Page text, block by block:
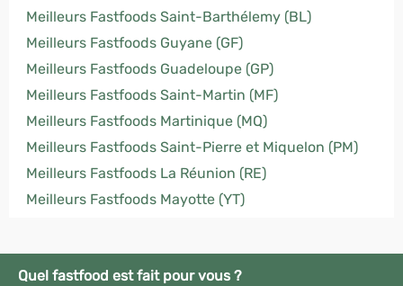
Meilleurs Fastfoods Saint-Barthélemy (BL)
Meilleurs Fastfoods Guyane (GF)
Meilleurs Fastfoods Guadeloupe (GP)
Meilleurs Fastfoods Saint-Martin (MF)
Meilleurs Fastfoods Martinique (MQ)
Meilleurs Fastfoods Saint-Pierre et Miquelon (PM)
Meilleurs Fastfoods La Réunion (RE)
Meilleurs Fastfoods Mayotte (YT)
Quel fastfood est fait pour vous ?